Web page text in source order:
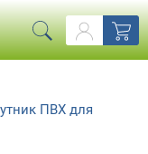
ПВХ для